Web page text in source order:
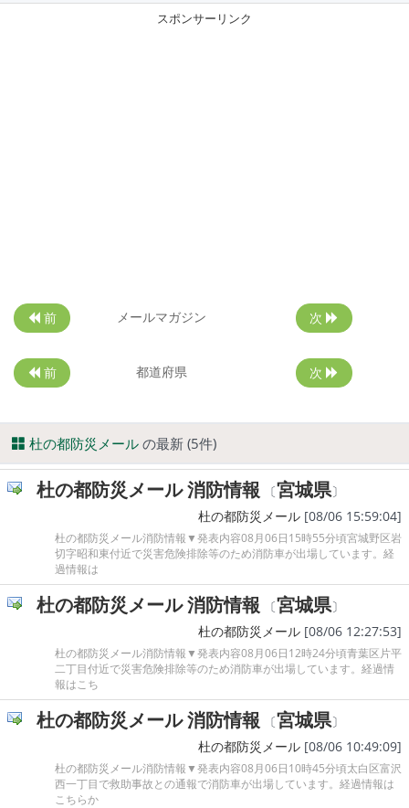
スポンサーリンク
前 メールマガジン 次
前 都道府県 次
杜の都防災メール の最新 (5件)
杜の都防災メール 消防情報 〔宮城県〕
杜の都防災メール [08/06 15:59:04]
杜の都防災メール消防情報▼発表内容08月06日15時55分頃宮城野区岩
切字昭和東付近で災害危険排除等のため消防車が出場しています。経
過情報は
杜の都防災メール 消防情報 〔宮城県〕
杜の都防災メール [08/06 12:27:53]
杜の都防災メール消防情報▼発表内容08月06日12時24分頃青葉区片平
二丁目付近で災害危険排除等のため消防車が出場しています。経過情
報はこち
杜の都防災メール 消防情報 〔宮城県〕
杜の都防災メール [08/06 10:49:09]
杜の都防災メール消防情報▼発表内容08月06日10時45分頃太白区富沢
西一丁目で救助事故との通報で消防車が出場しています。経過情報は
こちらか